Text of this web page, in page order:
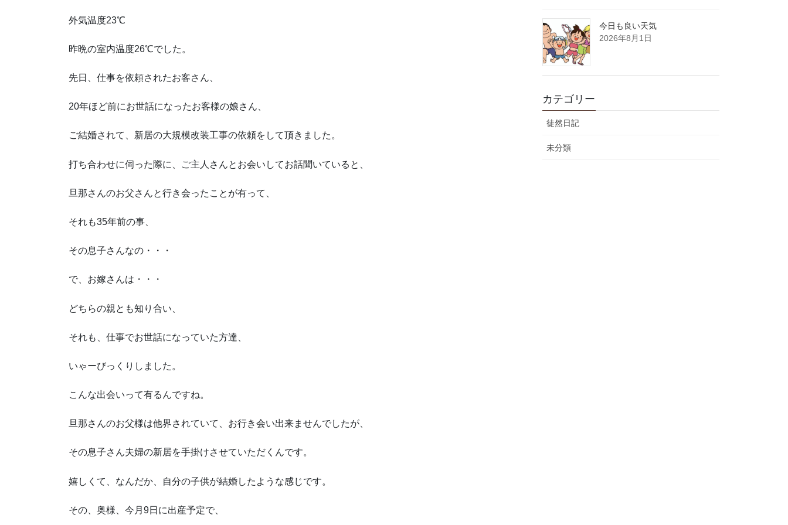
外気温度23℃
昨晩の室内温度26℃でした。
先日、仕事を依頼されたお客さん、
20年ほど前にお世話になったお客様の娘さん、
ご結婚されて、新居の大規模改装工事の依頼をして頂きました。
打ち合わせに伺った際に、ご主人さんとお会いしてお話聞いていると、
旦那さんのお父さんと行き会ったことが有って、
それも35年前の事、
その息子さんなの・・・
で、お嫁さんは・・・
どちらの親とも知り合い、
それも、仕事でお世話になっていた方達、
いゃーびっくりしました。
こんな出会いって有るんですね。
旦那さんのお父様は他界されていて、お行き会い出来ませんでしたが、
その息子さん夫婦の新居を手掛けさせていただくんです。
嬉しくて、なんだか、自分の子供が結婚したような感じです。
その、奥様、今月9日に出産予定で、
今日も良い天気
2026年8月1日
カテゴリー
徒然日記
未分類